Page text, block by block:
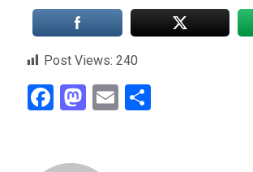
Post Views: 240
Facebook
Mastodon
Email